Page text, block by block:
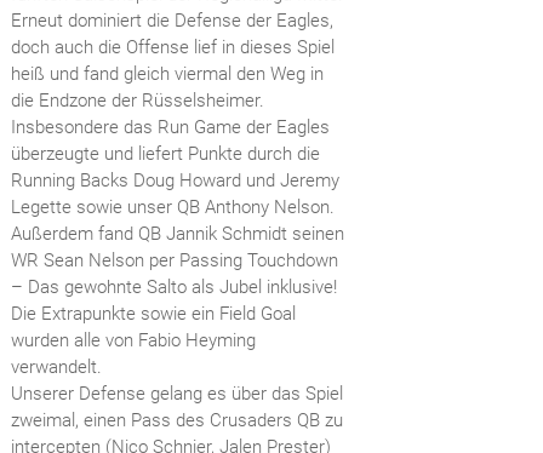
Erneut dominiert die Defense der Eagles,
doch auch die Offense lief in dieses Spiel
heiß und fand gleich viermal den Weg in
die Endzone der Rüsselsheimer.
Insbesondere das Run Game der Eagles
überzeugte und liefert Punkte durch die
Running Backs Doug Howard und Jeremy
Legette sowie unser QB Anthony Nelson.
Außerdem fand QB Jannik Schmidt seinen
WR Sean Nelson per Passing Touchdown
– Das gewohnte Salto als Jubel inklusive!
Die Extrapunkte sowie ein Field Goal
wurden alle von Fabio Heyming
verwandelt.
Unserer Defense gelang es über das Spiel
zweimal, einen Pass des Crusaders QB zu
intercepten (Nico Schnier, Jalen Prester)